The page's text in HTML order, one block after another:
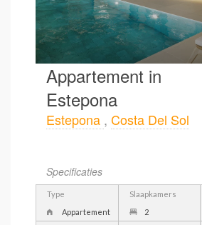
Appartement in
Estepona
Estepona , Costa Del Sol
Specificaties
Type
Appartement
Slaapkamers
2